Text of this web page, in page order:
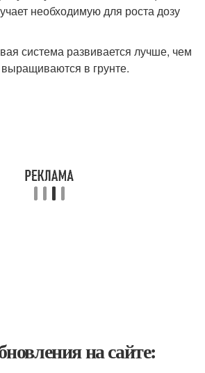
необходимую для роста дозу
система развивается лучше, чем
выращиваются в грунте.
на сайте: